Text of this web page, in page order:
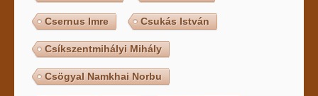
Csernus Imre Csukás István
Csíkszentmihályi Mihály
Csögyal Namkhai Norbu